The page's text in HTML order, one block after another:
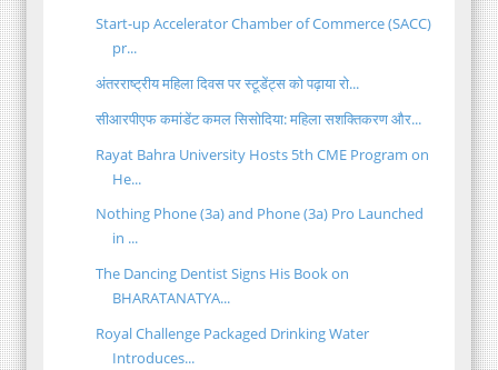
Start-up Accelerator Chamber of Commerce (SACC)
pr...
अंतरराष्ट्रीय महिला दिवस पर स्टूडेंट्स को पढ़ाया रो...
सीआरपीएफ कमांडेंट कमल सिसोदिया: महिला सशक्तिकरण और...
Rayat Bahra University Hosts 5th CME Program on
He...
Nothing Phone (3a) and Phone (3a) Pro Launched
in ...
The Dancing Dentist Signs His Book on
BHARATANATYA...
Royal Challenge Packaged Drinking Water
Introduces...